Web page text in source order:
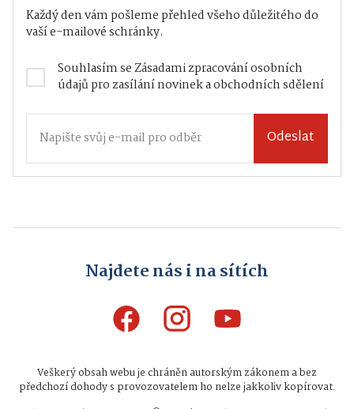
Každý den vám pošleme přehled všeho důležitého do
vaší e-mailové schránky.
Souhlasím seZásadami zpracování osobních
údajůpro zasílání novinek a obchodních sdělení
Odeslat
Najdete nás i na sítích
Veškerý obsah webu je chráněn autorským zákonem a bez
předchozí dohody s provozovatelem ho nelze jakkoliv kopírovat.